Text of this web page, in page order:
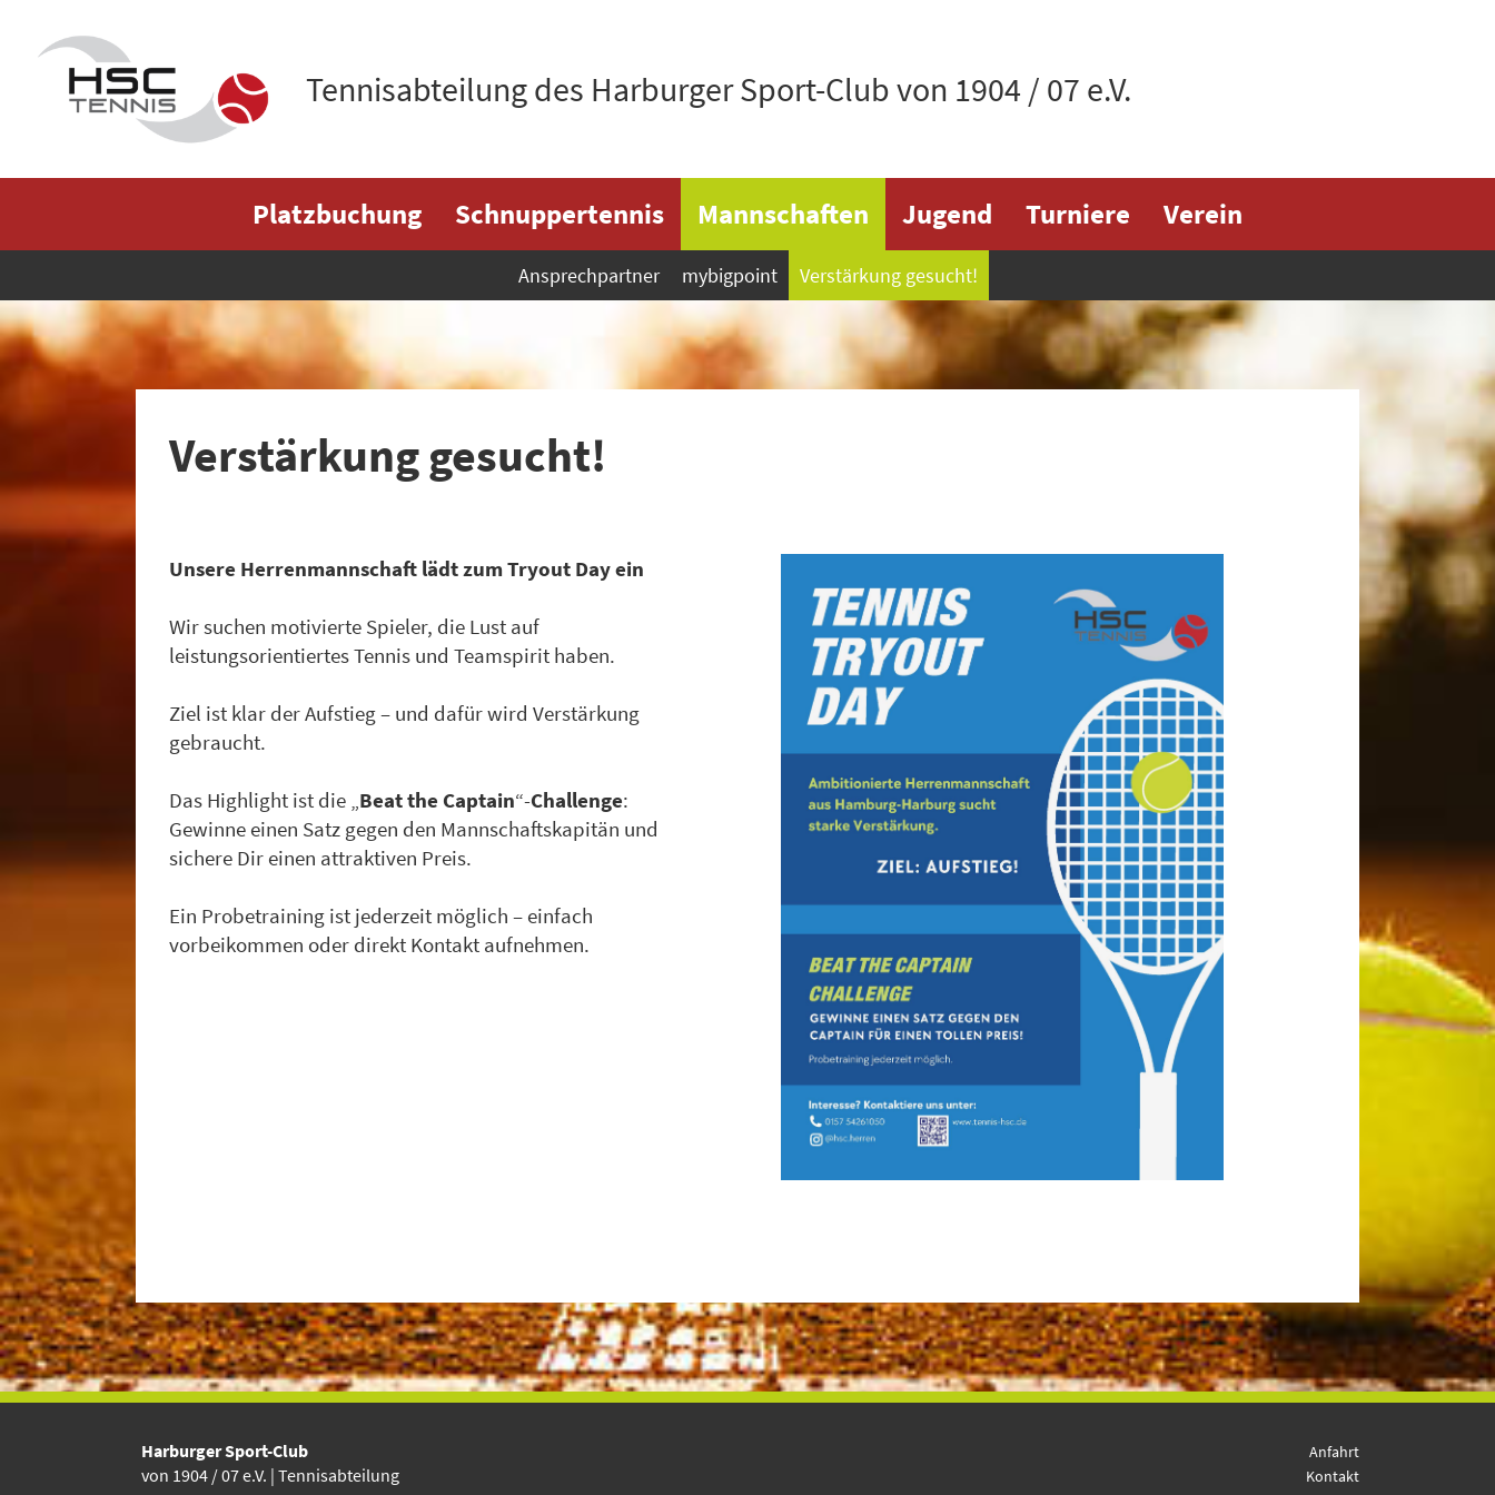
Tennisabteilung des Harburger Sport-Club von 1904 / 07 e.V.
Platzbuchung Schnuppertennis Mannschaften Jugend Turniere Verein
Ansprechpartner mybigpoint Verstärkung gesucht!
Verstärkung gesucht!
Unsere Herrenmannschaft lädt zum Tryout Day ein
Wir suchen motivierte Spieler, die Lust auf
leistungsorientiertes Tennis und Teamspirit haben.
Ziel ist klar der Aufstieg – und dafür wird Verstärkung
gebraucht.
Das Highlight ist die „Beat the Captain“-Challenge:
Gewinne einen Satz gegen den Mannschaftskapitän und
sichere Dir einen attraktiven Preis.
Ein Probetraining ist jederzeit möglich – einfach
vorbeikommen oder direkt Kontakt aufnehmen.
Harburger Sport-Club
von 1904 / 07 e.V. | Tennisabteilung
Anfahrt
Kontakt